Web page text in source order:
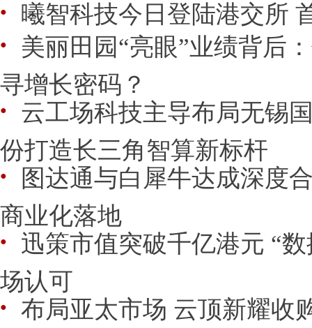
● 曦智科技今日登陆港交所
● 美丽田园“亮眼”业绩背后
寻增长密码？
● 云工场科技主导布局无锡
份打造长三角智算新标杆
● 图达通与白犀牛达成深度
商业化落地
● 迅策市值突破千亿港元 “
场认可
● 布局亚太市场 云顶新耀收